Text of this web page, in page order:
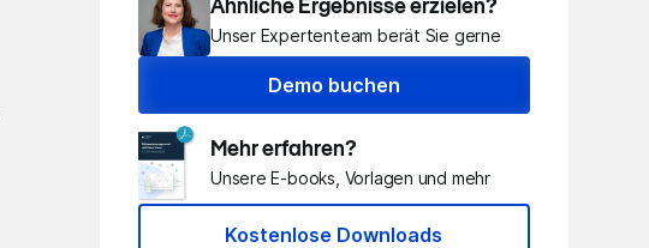
Ähnliche Ergebnisse erzielen?
Unser Expertenteam berät Sie gerne
Demo buchen
Mehr erfahren?
Unsere E-books, Vorlagen und mehr
Kostenlose Downloads